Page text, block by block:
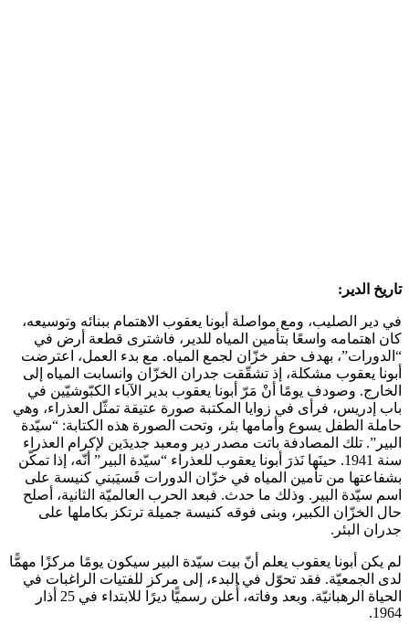
تاريخ الدير:
في دير الصليب، ومع مواصلة أبونا يعقوب الاهتمام ببنائه وتوسيعه،
كان اهتمامه واسعًا بتأمين المياه للدير، فاشترى قطعة أرض في
“الدورات”، بهدف حفر خزّان لجمع المياه. مع بدء العمل، اعترضت
أبونا يعقوب مشكلة، إذ تشقّقت جدران الخزّان وانسابت المياه إلى
الخارج. وصودف يومًا أنْ مَرّ أبونا يعقوب بدير الآباء الكبّوشيّين في
باب إدريس، فرأى في زوايا المكتبة صورة عتيقة تمثّل العذراء، وهي
حاملة الطفل يسوع وأمامها بئر، وتحت الصورة هذه الكتابة: “سيّدة
البير”. تلك المصادفة باتت مصدر دير ومعبد جديدَين لإكرام العذراء
سنة 1941. حينَها نَذرَ أبونا يعقوب للعذراء “سيّدة البير” أنّه، إذا تمكّن
بشفاعتها من تأمين المياه في خزّان الدورات فَسيَبني كنيسة على
اسم سيّدة البير. وذلك ما حدث. فبعد الحرب العالميّة الثانية، أصلح
حال الخزّان الكبير، وبنى فوقه كنيسة جميلة ترتكز بكاملها على
جدران البئر.
لم يكن أبونا يعقوب يعلم أنّ بيت سيّدة البير سيكون يومًا مركزًا مهمًّا
لدى الجمعيّة. فقد تحوّل في البدء، إلى مركز للفتيات الراغبات في
الحياة الرهبانيّة. وبعد وفاته، أُعلن رسميًّا ديرًا للابتداء في 25 أذار
1964.